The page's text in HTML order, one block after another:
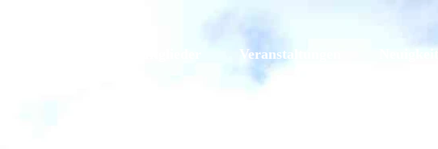
Veranstaltungen